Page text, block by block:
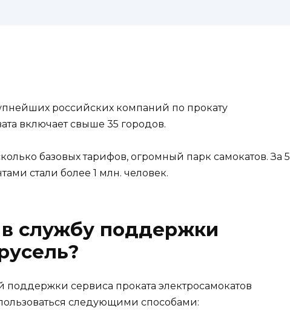
российских компаний по прокату
включает свыше 35 городов.
базовых тарифов, огромный парк самокатов. За 5
стали более 1 млн. человек.
в службу поддержки
поддержки сервиса проката электросамокатов
следующими способами: